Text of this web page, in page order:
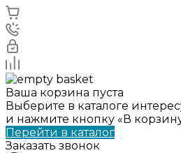
Ваша корзина пуста
Выберите в каталоге
и нажмите кнопку «В
Перейти в каталог
Заказать звонок